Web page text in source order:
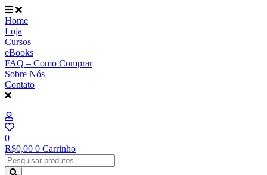
Ir
para
o
conteúdo
Home
Loja
Cursos
eBooks
FAQ – Como Comprar
Sobre Nós
Contato
0
R$0,00 0 Carrinho
Pesquisar
...